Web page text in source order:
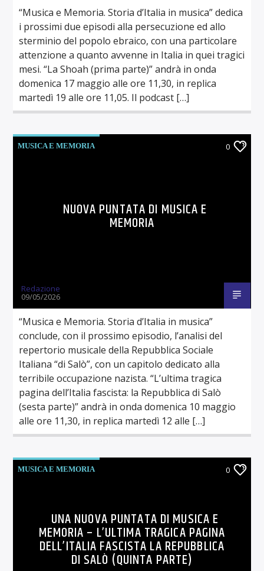
“Musica e Memoria. Storia d’Italia in musica” dedica
i prossimi due episodi alla persecuzione ed allo
sterminio del popolo ebraico, con una particolare
attenzione a quanto avvenne in Italia in quei tragici
mesi. “La Shoah (prima parte)” andrà in onda
domenica 17 maggio alle ore 11,30, in replica
martedì 19 alle ore 11,05. Il podcast […]
MUSICA E MEMORIA 0
NUOVA PUNTATA DI MUSICA E
MEMORIA
Redazione
09/05/2026
“Musica e Memoria. Storia d’Italia in musica”
conclude, con il prossimo episodio, l’analisi del
repertorio musicale della Repubblica Sociale
Italiana “di Salò”, con un capitolo dedicato alla
terribile occupazione nazista. “L’ultima tragica
pagina dell’Italia fascista: la Repubblica di Salò
(sesta parte)” andrà in onda domenica 10 maggio
alle ore 11,30, in replica martedì 12 alle […]
MUSICA E MEMORIA 0
UNA NUOVA PUNTATA DI MUSICA E
MEMORIA – L’ULTIMA TRAGICA PAGINA
DELL’ITALIA FASCISTA LA REPUBBLICA
DI SALÒ (QUINTA PARTE)